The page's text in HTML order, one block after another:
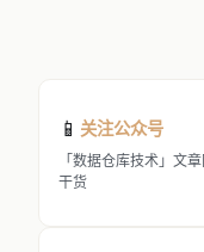
📱 关注公众号
「数据仓库技术」文
干货